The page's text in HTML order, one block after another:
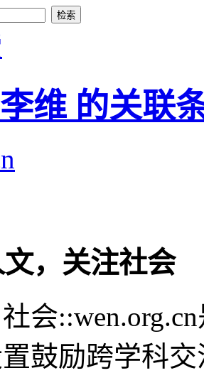
维 的关联
，关注社会
会
鼓励跨学科